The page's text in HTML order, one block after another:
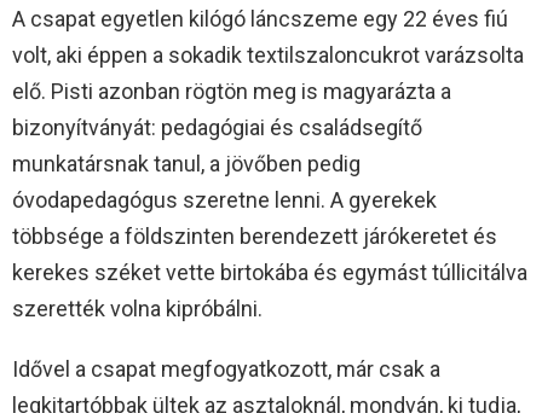
A csapat egyetlen kilógó láncszeme egy 22 éves fiú
volt, aki éppen a sokadik textilszaloncukrot varázsolta
elő. Pisti azonban rögtön meg is magyarázta a
bizonyítványát: pedagógiai és családsegítő
munkatársnak tanul, a jövőben pedig
óvodapedagógus szeretne lenni. A gyerekek
többsége a földszinten berendezett járókeretet és
kerekes széket vette birtokába és egymást túllicitálva
szerették volna kipróbálni.
Idővel a csapat megfogyatkozott, már csak a
legkitartóbbak ültek az asztaloknál, mondván, ki tudja,